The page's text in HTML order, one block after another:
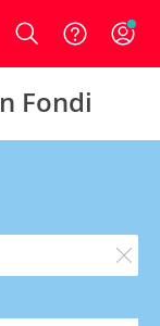
Login
Fondi